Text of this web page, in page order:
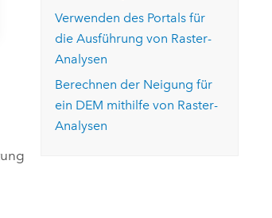
aktivieren Sie eine kostenfreie Testversion.
ArcGIS Pro erkunden
Den Kurs erkunden
Die Story lesenVerwenden des Portals für
die Ausführung von Raster-
Analysen
Berechnen der Neigung für
ein DEM mithilfe von Raster-
Analysen